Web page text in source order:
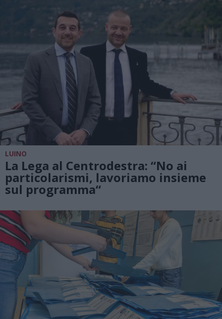
LUINO
La Lega al Centrodestra: “No ai
particolarismi, lavoriamo insieme
sul programma“